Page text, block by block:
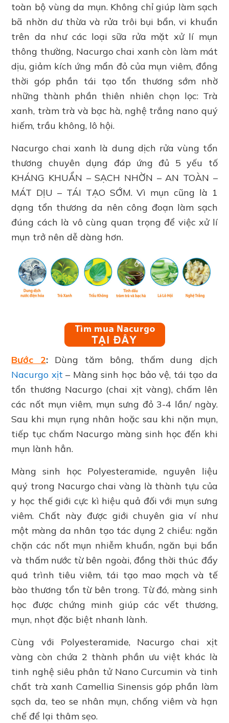
toàn bộ vùng da mụn. Không chỉ giúp làm sạch
bã nhờn dư thừa và rửa trôi bụi bẩn, vi khuẩn
trên da như các loại sữa rửa mặt xử lí mụn
thông thường, Nacurgo chai xanh còn làm mát
dịu, giảm kích ứng mẩn đỏ của mụn viêm, đồng
thời góp phần tái tạo tổn thương sớm nhờ
những thành phần thiên nhiên chọn lọc: Trà
xanh, tràm trà và bạc hà, nghệ trắng nano quý
hiếm, trầu không, lô hội.
Nacurgo chai xanh là dung dịch rửa vùng tổn
thương chuyên dụng đáp ứng đủ 5 yếu tố
KHÁNG KHUẨN – SẠCH NHỜN – AN TOÀN –
MÁT DỊU – TÁI TẠO SỚM. Vì mụn cũng là 1
dạng tổn thương da nên công đoạn làm sạch
đúng cách là vô cùng quan trọng để việc xử lí
mụn trở nên dễ dàng hơn.
Bước 2:Dùng tăm bông, thấm dung dịch
Nacurgo xịt – Màng sinh học bảo vệ, tái tạo da
tổn thương Nacurgo (chai xịt vàng), chấm lên
các nốt mụn viêm, mụn sưng đỏ 3-4 lần/ ngày.
Sau khi mụn rụng nhân hoặc sau khi nặn mụn,
tiếp tục chấm Nacurgo màng sinh học đến khi
mụn lành hẳn.
Màng sinh học Polyesteramide, nguyên liệu
quý trong Nacurgo chai vàng là thành tựu của
y học thế giới cực kì hiệu quả đối với mụn sưng
viêm. Chất này được giới chuyên gia ví như
một màng da nhân tạo tác dụng 2 chiều: ngăn
chặn các nốt mụn nhiễm khuẩn, ngăn bụi bẩn
và thấm nước từ bên ngoài, đồng thời thúc đẩy
quá trình tiêu viêm, tái tạo mao mạch và tế
bào thương tổn từ bên trong. Từ đó, màng sinh
học được chứng minh giúp các vết thương,
mụn, nhọt đặc biệt nhanh lành.
Cùng với Polyesteramide, Nacurgo chai xịt
vàng còn chứa 2 thành phần ưu việt khác là
tinh nghệ siêu phân tử Nano Curcumin và tinh
chất trà xanh Camellia Sinensis góp phần làm
sạch da, teo se nhân mụn, chống viêm và hạn
chế để lại thâm sẹo.